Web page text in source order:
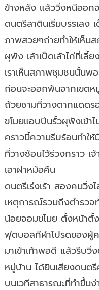
ข้างหลัง แล้ววิ่งหนีออก
ดนตรีลาตินเริ่มบรรเลง
ภาพสวยๆถ่ายทำให้เห็น
ผุพัง เล้าเป็ดเล้าไก่ที่เ
เราเห็นสภาพชุมชนนั้นพ
ก่อนจะออกพ้นจากเขตห
ถ้วยชามที่วางตากแดดร
ขโมยแอบปีนรั้วผุพังเข้า
คราวนี้ความรีบร้อนทำใ
ที่วางซ้อนไว้ร่วงกราว
เอาฝาหม้อคืน
ดนตรีเร่งเร้า สองคนวิ่ง
เหตุการณ์รวมถึงตำรว
น้อยจอมขโมย ตั้งหน้าตั้
ฟุตบอลกีฬาโปรดของผู้
มาเข้าเท้าพอดี แล้วรีบ
หมู่บ้าน ได้ยินเสียงดนต
บนเวทีสาธารณะที่ทำขึ้น